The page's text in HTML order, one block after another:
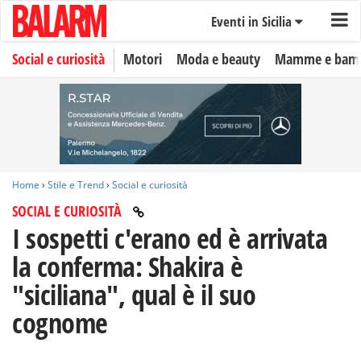
Eventi in Sicilia
Social e curiosità Motori Moda e beauty Mamme e
Home › Stile e Trend› Social e curiosità
SOCIAL E CURIOSITÀ
I sospetti c'erano ed è arrivata
la conferma: Shakira è
"siciliana", qual è il suo
cognome